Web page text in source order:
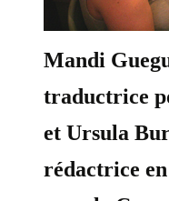
Mandi
traductrice
et Ursula
rédactrice